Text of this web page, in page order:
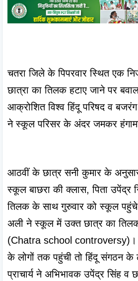
चतरा जिले के पिपरवार स्थित एक
छात्रा का तिलक हटाए जाने पर
आक्रोशित विश्व हिंदू परिषद व
ने स्कूल परिसर के अंदर जमकर
आठवीं के छात्र सनी कुमार के
स्कूल बाछरा की क्लास, पिता उपेंद्र
तिलक के साथ गुरुवार को स्कूल
अली ने स्कूल में उक्त छात्र का तिलक
(Chatra school controversy)।
के लोगों तक पहुंची तो हिंदू संगठन
प्राचार्य ने अभिभावक उपेंद्र सिंह व